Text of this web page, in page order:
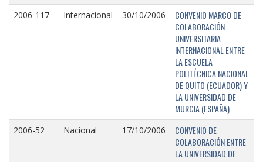
2006-117 Internacional 30/10/2006
CONVENIO MARCO DE
COLABORACIÓN
UNIVERSITARIA
INTERNACIONAL ENTRE
LA ESCUELA
POLITÉCNICA NACIONAL
DE QUITO (ECUADOR) Y
LA UNIVERSIDAD DE
MURCIA (ESPAÑA)
2006-52 Nacional 17/10/2006
CONVENIO DE
COLABORACIÓN ENTRE
LA UNIVERSIDAD DE